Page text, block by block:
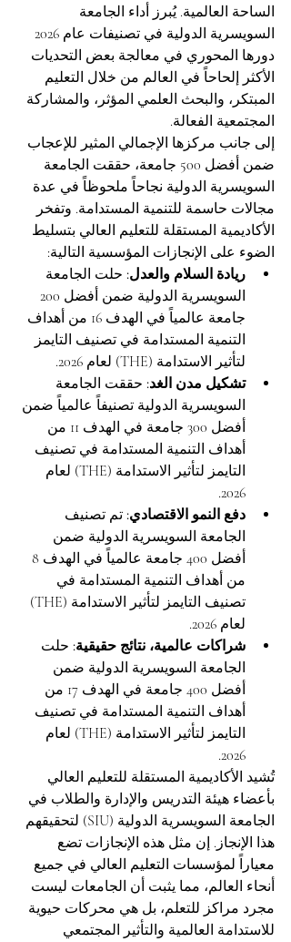
الساحة العالمية. يُبرز أداء الجامعة
دورها المحوري في معالجة بعض التحديات
الأكثر إلحاحاً في العالم من خلال التعليم
المبتكر، والبحث العلمي المؤثر، والمشاركة
المجتمعية الفعالة.
إلى جانب مركزها الإجمالي المثير للإعجاب
ضمن أفضل 500 جامعة، حققت الجامعة
السويسرية الدولية نجاحاً ملحوظاً في عدة
مجالات حاسمة للتنمية المستدامة. وتفخر
الأكاديمية المستقلة للتعليم العالي بتسليط
الضوء على الإنجازات المؤسسية التالية:
ريادة السلام والعدل: حلت الجامعة
جامعة عالمياً في الهدف 16 من أهداف
التنمية المستدامة في تصنيف التايمز
لتأثير الاستدامة (THE) لعام 2026.
تشكيل مدن الغد: حققت الجامعة
السويسرية الدولية تصنيفاً عالمياً ضمن
أفضل 300 جامعة في الهدف 11 من
أهداف التنمية المستدامة في تصنيف
التايمز لتأثير الاستدامة (THE) لعام
2026.
دفع النمو الاقتصادي: تم تصنيف
الجامعة السويسرية الدولية ضمن
من أهداف التنمية المستدامة في
تصنيف التايمز لتأثير الاستدامة (THE)
لعام 2026.
شراكات عالمية، نتائج حقيقية: حلت
الجامعة السويسرية الدولية ضمن
أفضل 400 جامعة في الهدف 17 من
أهداف التنمية المستدامة في تصنيف
التايمز لتأثير الاستدامة (THE) لعام
2026.
تُشيد الأكاديمية المستقلة للتعليم العالي
بأعضاء هيئة التدريس والإدارة والطلاب في
الجامعة السويسرية الدولية (SIU) لتحقيقهم
هذا الإنجاز. إن مثل هذه الإنجازات تضع
معياراً لمؤسسات التعليم العالي في جميع
أنحاء العالم، مما يثبت أن الجامعات ليست
مجرد مراكز للتعلم، بل هي محركات حيوية
للاستدامة العالمية والتأثير المجتمعي